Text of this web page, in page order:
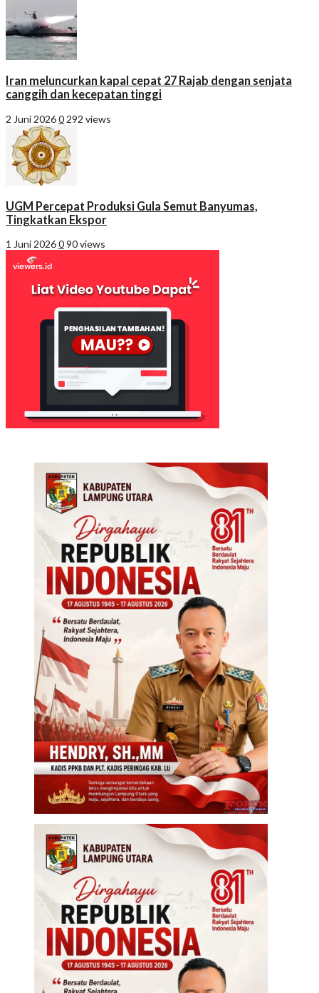
Iran meluncurkan kapal cepat 27 Rajab dengan senjata
canggih dan kecepatan tinggi
2 Juni 20260 292 views
UGM Percepat Produksi Gula Semut Banyumas,
Tingkatkan Ekspor
1 Juni 2026090 views